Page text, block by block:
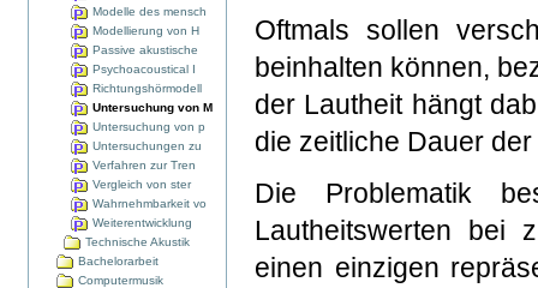
Modelle des mensch
Modellierung von H
Passive akustische
Psychoacoustical I
Richtungshörmodell
Untersuchung von M
Untersuchung von p
Untersuchungen zu
Verfahren zur Tren
Vergleich von ster
Wahrnehmbarkeit vo
Weiterentwicklung
Technische Akustik
Bachelorarbeit
Computermusik
Oftmals sollen
beinhalten können,
der Lautheit hängt
die zeitliche Dauer
Die Problematik
Lautheitswerten bei
einen einzigen